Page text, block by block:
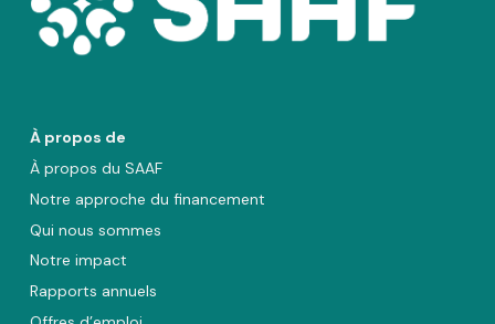
À propos de
À propos du SAAF
Notre approche du financement
Qui nous sommes
Notre impact
Rapports annuels